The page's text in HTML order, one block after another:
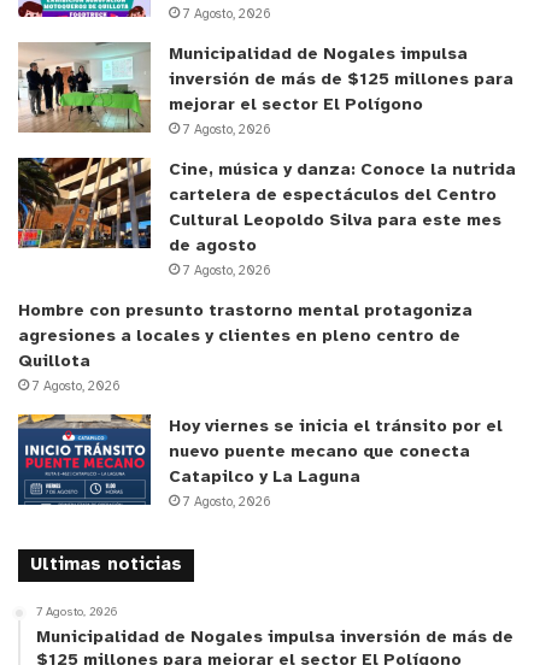
7 Agosto, 2026
Municipalidad de Nogales impulsa
inversión de más de $125 millones para
mejorar el sector El Polígono
7 Agosto, 2026
Cine, música y danza: Conoce la nutrida
cartelera de espectáculos del Centro
Cultural Leopoldo Silva para este mes
de agosto
7 Agosto, 2026
Hombre con presunto trastorno mental protagoniza
agresiones a locales y clientes en pleno centro de
Quillota
7 Agosto, 2026
Hoy viernes se inicia el tránsito por el
nuevo puente mecano que conecta
Catapilco y La Laguna
7 Agosto, 2026
Ultimas noticias
7 Agosto, 2026
Municipalidad de Nogales impulsa inversión de más de
$125 millones para mejorar el sector El Polígono